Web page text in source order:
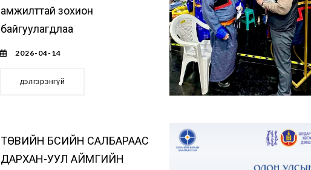
амжилттай зохион
байгуулагдлаа
2026-04-14
дэлгэрэнгүй
ТӨВИЙН БҮСИЙН САЛБАРААС
ДАРХАН-УУЛ АЙМГИЙН